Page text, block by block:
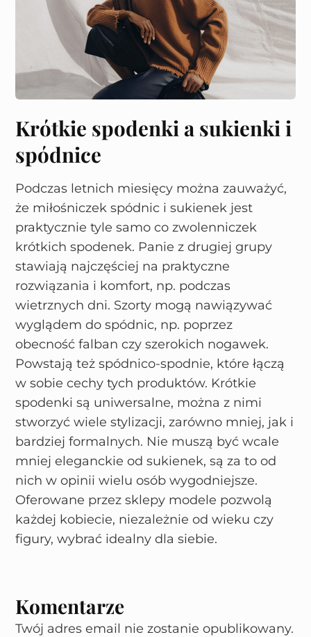
Krótkie spodenki a sukienki i
spódnice
Podczas letnich miesięcy można zauważyć,
że miłośniczek spódnic i sukienek jest
praktycznie tyle samo co zwolenniczek
krótkich spodenek. Panie z drugiej grupy
stawiają najczęściej na praktyczne
rozwiązania i komfort, np. podczas
wietrznych dni. Szorty mogą nawiązywać
wyglądem do spódnic, np. poprzez
obecność falban czy szerokich nogawek.
Powstają też spódnico-spodnie, które łączą
w sobie cechy tych produktów. Krótkie
spodenki są uniwersalne, można z nimi
stworzyć wiele stylizacji, zarówno mniej, jak i
bardziej formalnych. Nie muszą być wcale
mniej eleganckie od sukienek, są za to od
nich w opinii wielu osób wygodniejsze.
Oferowane przez sklepy modele pozwolą
każdej kobiecie, niezależnie od wieku czy
figury, wybrać idealny dla siebie.
Komentarze
Twój adres email nie zostanie opublikowany.